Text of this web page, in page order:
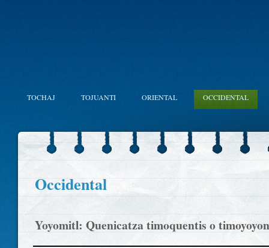
TOCHAJ TOJUANTI ORIENTAL OCCIDENTAL
Occidental
Yoyomitl: Quenicatza timoquentis o